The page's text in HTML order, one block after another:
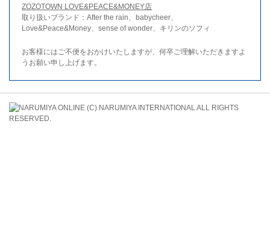
ZOZOTOWN LOVE&PEACE&MONEY店
取り扱いブランド：After the rain、babycheer、
Love&Peace&Money、sense of wonder、キリンのソフィ
お客様にはご不便をおかけいたしますが、何卒ご理解いただきますよ
うお願い申し上げます。